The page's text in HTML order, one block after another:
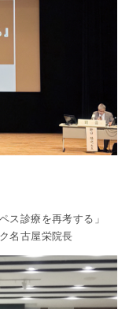
ス診療を再考する」
名古屋栄院長